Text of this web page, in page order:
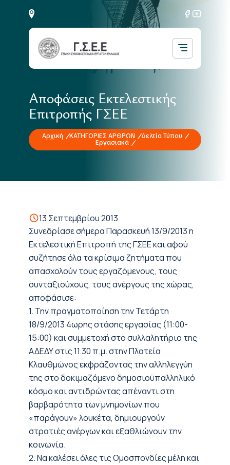
Αποφάσεις Εκτελεστικής
Επιτροπής ΓΣΕΕ
Αρχική ΚΑΤΗΓΟΡΙΕΣ ΑΡΘΡΩΝ
Δελτία Τύπου
Εργασιακά
13 Σεπτεμβρίου 2013
Συνεδρίασε σήμερα Παρασκευή 13/9/2013 η
Εκτελεστική Επιτροπή της ΓΣΕΕ και αφού
συζήτησε όλα τα κρίσιμα ζητήματα που
απασχολούν τους εργαζόμενους, τους
συνταξιούχους, τους ανέργους της χώρας,
αποφάσισε:
1. Την πραγματοποίηση την Τετάρτη
18/9/2013 4ωρης στάσης εργασίας (11:00-
15:00) και συμμετοχή στο συλλαλητήριο της
ΑΔΕΔΥ στις 11.30 π.μ. στην Πλατεία
Κλαυθμώνος εκφράζοντας την αλληλεγγύη
της στο δοκιμαζόμενο δημοσιοϋπαλληλικό
κόσμο και αντιδρώντας απέναντι στη
βαρβαρότητα των μνημονίων που
«παράγουν» λουκέτα, δημιουργούν
στρατιές ανέργων και εξαθλιώνουν την
κοινωνία.
2. Να καλέσει όλες τις Ομοσπονδίες μέλη και